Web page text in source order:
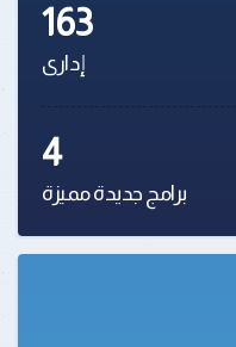
163
إدارى
4
برامج جديدة مميزة